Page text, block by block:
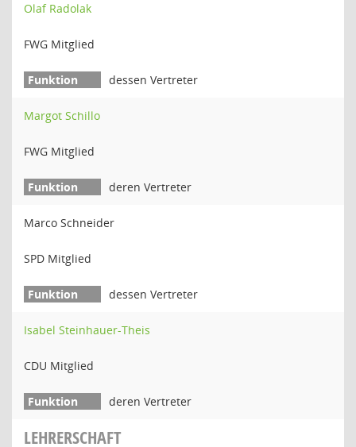
Olaf Radolak
FWG Mitglied
dessen Vertreter
Margot Schillo
FWG Mitglied
deren Vertreter
Marco Schneider
SPD Mitglied
dessen Vertreter
Isabel Steinhauer-Theis
CDU Mitglied
deren Vertreter
LEHRERSCHAFT